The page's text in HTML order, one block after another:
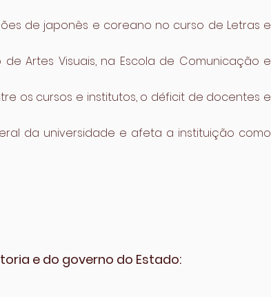
de japonês e coreano no curso de Letras e
Artes Visuais, na Escola de Comunicação e
os cursos e institutos, o déficit de docentes e
da universidade e afeta a instituição como
e do governo do Estado: